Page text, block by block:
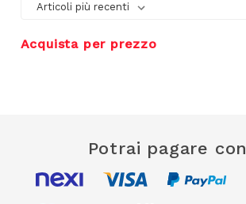
Acquista per prezzo
Potrai pagare con